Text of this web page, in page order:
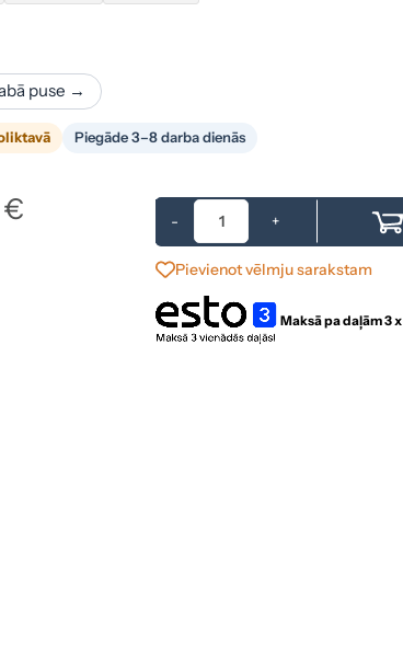
puse →
Piegāde 3–8 darba dienās
€ - +
Pievienot vēlmju sarakstam
Maksā pa daļām 3 x